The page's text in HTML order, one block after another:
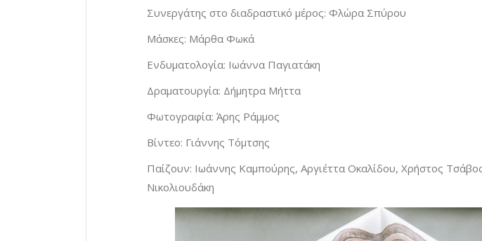
Συνεργάτης στο διαδραστικό μέρος: Φλώρα Σπύρου
Μάσκες: Μάρθα Φωκά
Ενδυματολογία: Ιωάννα Παγιατάκη
Δραματουργία: Δήμητρα Μήττα
Φωτογραφία: Άρης Ράμμος
Βίντεο: Γιάννης Τόμτσης
Παίζουν: Ιωάννης Καμπούρης, Αργιέττα Οκαλίδου, Χρήστος
Νικολιουδάκη